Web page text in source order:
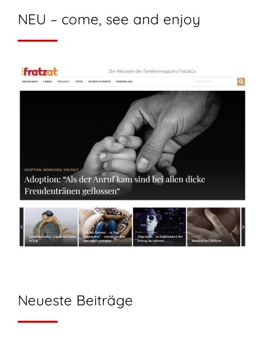
NEU – come, see and enjoy
Neueste Beiträge